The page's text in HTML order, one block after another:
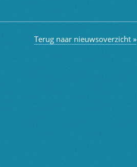
Terug naar nieuwsoverzicht »